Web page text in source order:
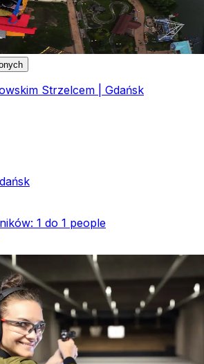
Strzelcem | Gdańsk
1 do 1 people